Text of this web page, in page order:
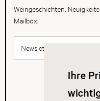
Ihre
Weingeschichten,
Mailbox.
Newsletter abonnieren